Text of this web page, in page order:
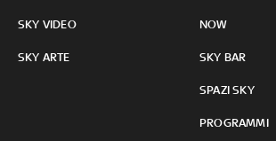
SKY VIDEO
SKY ARTE
NOW
SKY BAR
SPAZI SKY
PROGRAMMI